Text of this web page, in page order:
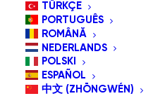
TÜRKÇE
PORTUGUÊS
ROMÂNĂ
NEDERLANDS
POLSKI
ESPAÑOL
中文 (ZHŌNGWÉN)